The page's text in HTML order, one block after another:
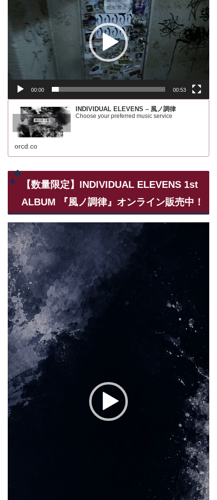
レ
ー
ー
00:00 00:53
INDIVIDUAL ELEVENS – 風ノ調律
Choose your preferred music service
orcd.co
【数量限定】INDIVIDUAL ELEVENS 1st
ALBUM 『風ノ調律』オンライン販売中！
動
画
プ
レ
ー
ヤ
ー